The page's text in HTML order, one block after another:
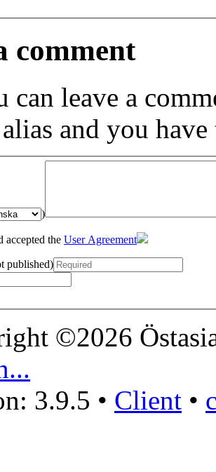
comment
can leave a
and you
)
accepted the User Agreement
published)
©2026
3.9.5 • Client •